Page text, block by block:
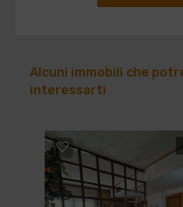
Alcuni immobili che
interessarti